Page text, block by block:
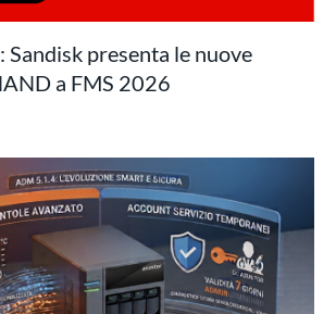
Sandisk presenta le nuove
a FMS 2026